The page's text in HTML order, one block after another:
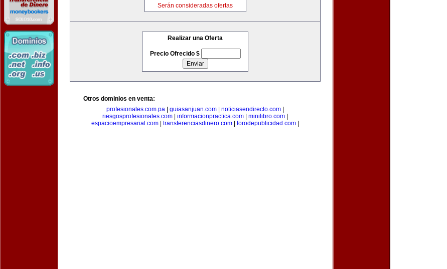
Serán consideradas ofertas
Realizar una Oferta
Precio Ofrecido $
Otros dominios en venta:
profesionales.com.pa
guiasanjuan.com noticiasendirecto.com
riesgosprofesionales.com
informacionpractica.com minilibro.com
espacioempresarial.com
transferenciasdinero.com forodepublicidad.com